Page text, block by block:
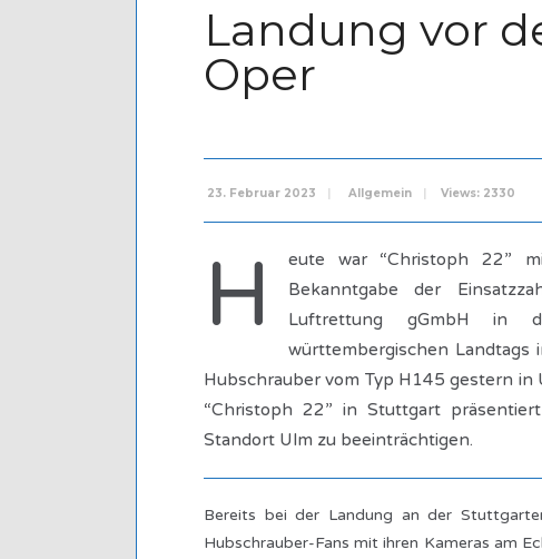
Landung vor
Oper
23. Februar 2023 | Allgemein | Views: 2330
H
eute war “Christoph 22”
Bekanntgabe der
Luftrettung gGmbH in
württembergischen Landtags
Hubschrauber vom Typ H145 gestern
“Christoph 22” in Stuttgart
Standort Ulm zu beeinträchtigen.
Bereits bei der Landung an der
Hubschrauber-Fans mit ihren Kameras am